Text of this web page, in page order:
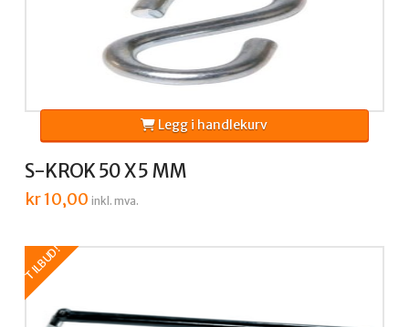
S-KROK 50 X 5 MM
kr10,00 inkl. mva.
Legg i handlekurv
TILBUD!